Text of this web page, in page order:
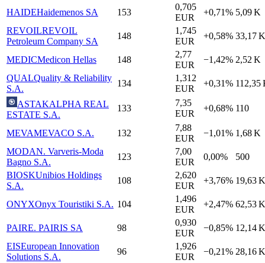
HAIDEHaidemenos SA 153
0,705
EUR
+0,71% 5,09 K
REVOILREVOIL
Petroleum Company SA
148
1,745
EUR
+0,58% 33,17 K
MEDICMedicon Hellas 148
2,77
EUR
−1,42% 2,52 K
QUALQuality & Reliability
S.A.
134
1,312
EUR
+0,31% 112,35
ASTAKALPHA REAL
ESTATE S.A.
133
7,35
EUR
+0,68% 110
MEVAMEVACO S.A. 132
7,88
EUR
−1,01% 1,68 K
MODAN. Varveris-Moda
Bagno S.A.
123
7,00
EUR
0,00%
500
BIOSKUnibios Holdings
S.A.
108
2,620
EUR
+3,76% 19,63 K
ONYXOnyx Touristiki S.A. 104
1,496
EUR
+2,47% 62,53 K
PAIRE. PAIRIS SA 98
0,930
EUR
−0,85% 12,14 K
EISEuropean Innovation
Solutions S.A.
96
1,926
EUR
−0,21% 28,16 K